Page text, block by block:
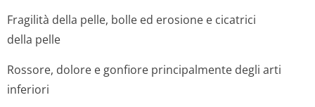
Fragilità della pelle, bolle ed erosione e cicatrici
della pelle
Rossore, dolore e gonfiore principalmente degli arti
inferiori